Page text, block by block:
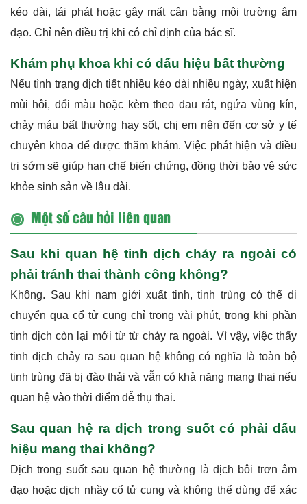
kéo dài, tái phát hoặc gây mất cân bằng môi trường âm
đạo. Chỉ nên điều trị khi có chỉ định của bác sĩ.
Khám phụ khoa khi có dấu hiệu bất thường
Nếu tình trạng dịch tiết nhiều kéo dài nhiều ngày, xuất hiện
mùi hôi, đổi màu hoặc kèm theo đau rát, ngứa vùng kín,
chảy máu bất thường hay sốt, chị em nên đến cơ sở y tế
chuyên khoa để được thăm khám. Việc phát hiện và điều
trị sớm sẽ giúp hạn chế biến chứng, đồng thời bảo vệ sức
khỏe sinh sản về lâu dài.
Một số câu hỏi liên quan
Sau khi quan hệ tinh dịch chảy ra ngoài có
phải tránh thai thành công không?
Không. Sau khi nam giới xuất tinh, tinh trùng có thể di
chuyển qua cổ tử cung chỉ trong vài phút, trong khi phần
tinh dịch còn lại mới từ từ chảy ra ngoài. Vì vậy, việc thấy
tinh dịch chảy ra sau quan hệ không có nghĩa là toàn bộ
tinh trùng đã bị đào thải và vẫn có khả năng mang thai nếu
quan hệ vào thời điểm dễ thụ thai.
Sau quan hệ ra dịch trong suốt có phải dấu
hiệu mang thai không?
Dịch trong suốt sau quan hệ thường là dịch bôi trơn âm
đạo hoặc dịch nhầy cổ tử cung và không thể dùng để xác